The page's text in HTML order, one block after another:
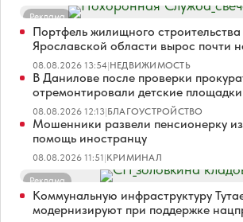
Реклама
Портфель жилищного
Ярославской области вырос почти
08.08.2026 13:54|НЕДВИЖИМОСТЬ
В Данилове после проверки
отремонтировали детские площадки
08.08.2026 12:13|БЛАГОУСТРОЙСТВО
Мошенники развели пенсионерку
помощь иностранцу
08.08.2026 11:51|КРИМИНАЛ
Реклама
Коммунальную инфраструктуру
модернизируют при поддержке